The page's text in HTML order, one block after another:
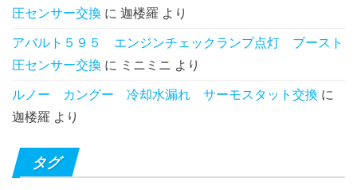
圧センサー交換 に 迦楼羅 より
アバルト５９５ エンジンチェックランプ点灯 ブースト
圧センサー交換 に ミニミニ より
ルノー カングー 冷却水漏れ サーモスタット交換 に
迦楼羅 より
タグ